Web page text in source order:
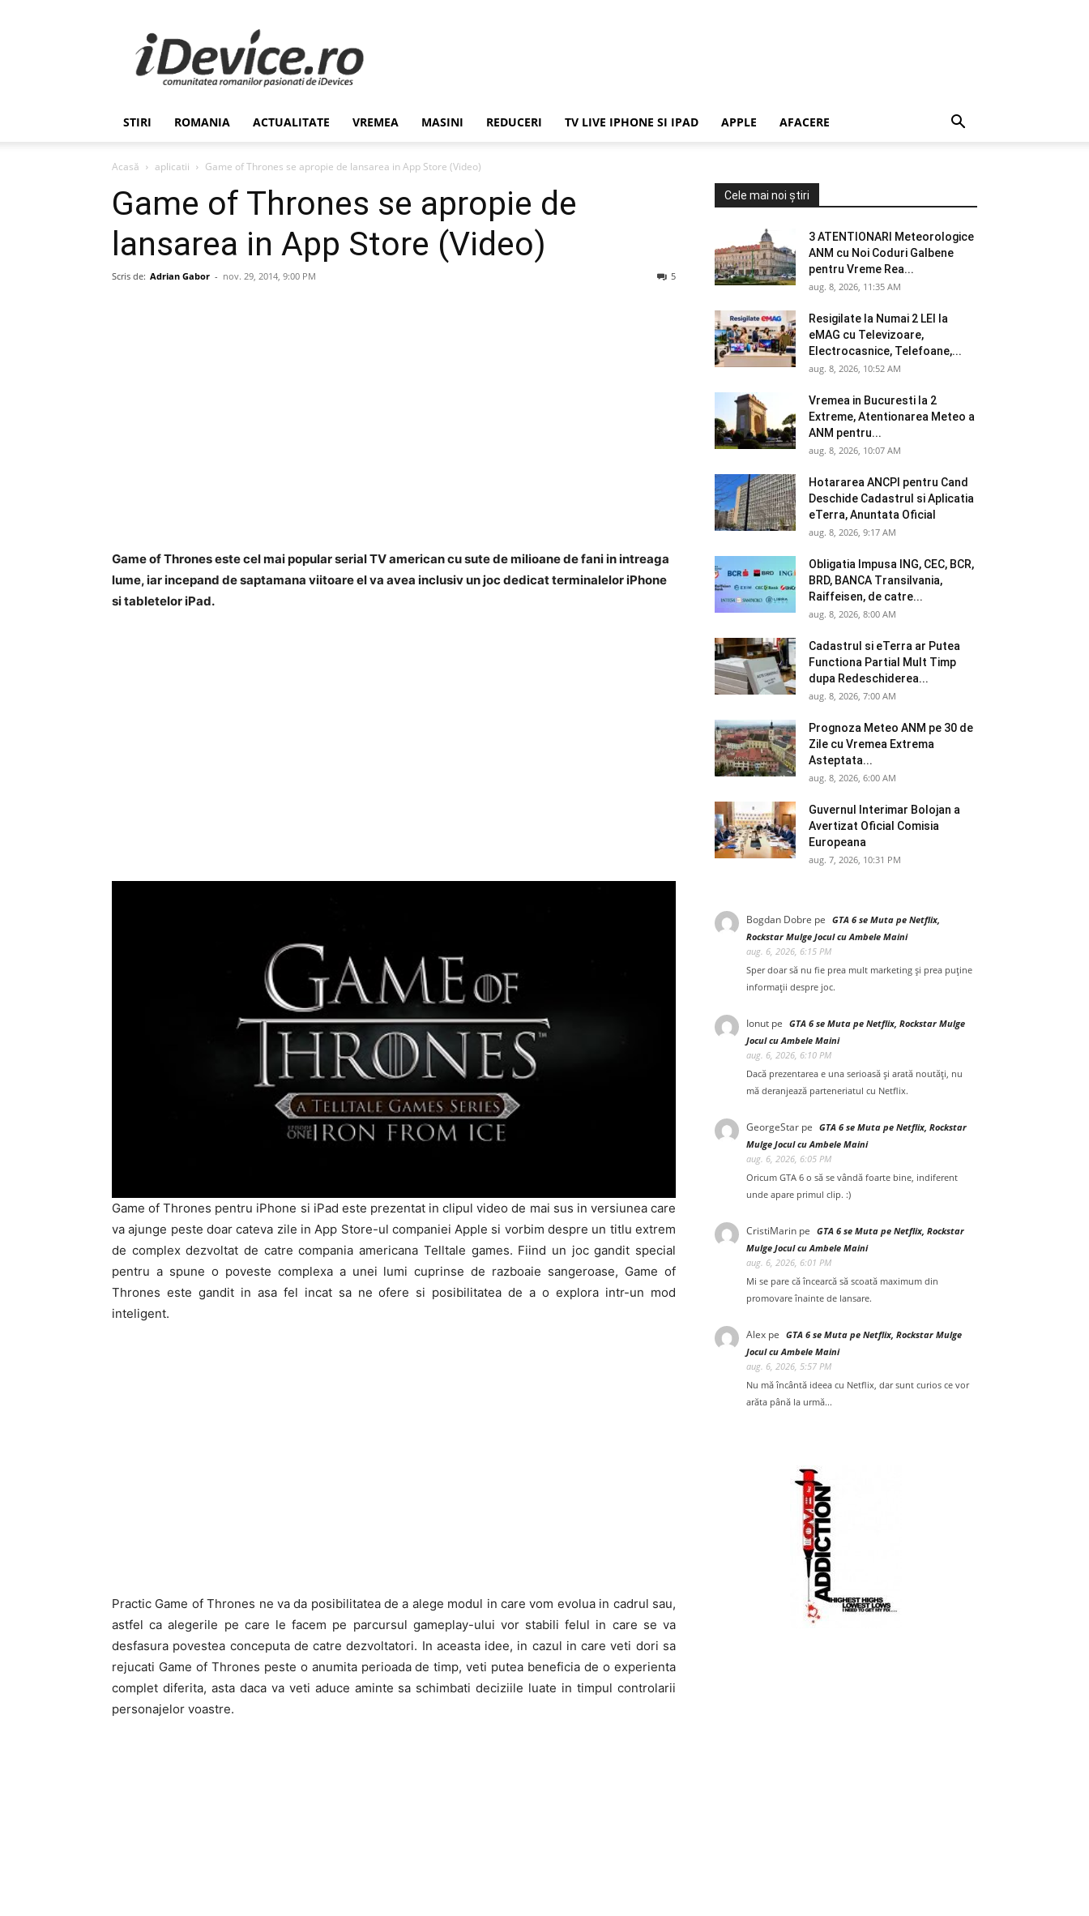
Stiri
de
Ultima
Ora
Romania,
Economie,
iDevice.ro
STIRI ROMANIA ACTUALITATE VREMEA MASINI REDUCERI TV LIVE IPHONE SI IPAD APPLE AFACERE
Acasă aplicatii Game of Thrones se apropie de lansarea in App Store (Video)
Game of Thrones se apropie de
lansarea in App Store (Video)
Scris de: Adrian Gabor - nov. 29, 2014, 9:00 PM 5
Game of Thrones este cel mai popular serial TV american cu sute de milioane de fani in intreaga
lume, iar incepand de saptamana viitoare el va avea inclusiv un joc dedicat terminalelor iPhone
si tabletelor iPad.
Game of Thrones pentru iPhone si iPad este prezentat in clipul video de mai sus in versiunea care
va ajunge peste doar cateva zile in App Store-ul companiei Apple si vorbim despre un titlu extrem
de complex dezvoltat de catre compania americana Telltale games. Fiind un joc gandit special
pentru a spune o poveste complexa a unei lumi cuprinse de razboaie sangeroase, Game of
Thrones este gandit in asa fel incat sa ne ofere si posibilitatea de a o explora intr-un mod
inteligent.
Practic Game of Thrones ne va da posibilitatea de a alege modul in care vom evolua in cadrul sau,
astfel ca alegerile pe care le facem pe parcursul gameplay-ului vor stabili felul in care se va
desfasura povestea conceputa de catre dezvoltatori. In aceasta idee, in cazul in care veti dori sa
rejucati Game of Thrones peste o anumita perioada de timp, veti putea beneficia de o experienta
complet diferita, asta daca va veti aduce aminte sa schimbati deciziile luate in timpul controlarii
personajelor voastre.
Cele mai noi știri
3 ATENTIONARI Meteorologice
ANM cu Noi Coduri Galbene
pentru Vreme Rea...
aug. 8, 2026, 11:35 AM
Resigilate la Numai 2 LEI la
eMAG cu Televizoare,
Electrocasnice, Telefoane,...
aug. 8, 2026, 10:52 AM
Vremea in Bucuresti la 2
Extreme, Atentionarea Meteo a
ANM pentru...
aug. 8, 2026, 10:07 AM
Hotararea ANCPI pentru Cand
Deschide Cadastrul si Aplicatia
eTerra, Anuntata Oficial
aug. 8, 2026, 9:17 AM
Obligatia Impusa ING, CEC, BCR,
BRD, BANCA Transilvania,
Raiffeisen, de catre...
aug. 8, 2026, 8:00 AM
Cadastrul si eTerra ar Putea
Functiona Partial Mult Timp
dupa Redeschiderea...
aug. 8, 2026, 7:00 AM
Prognoza Meteo ANM pe 30 de
Zile cu Vremea Extrema
Asteptata...
aug. 8, 2026, 6:00 AM
Guvernul Interimar Bolojan a
Avertizat Oficial Comisia
Europeana
aug. 7, 2026, 10:31 PM
Bogdan Dobre pe GTA 6 se Muta pe Netflix,
Rockstar Mulge Jocul cu Ambele Maini
aug. 6, 2026, 6:15 PM
Sper doar să nu fie prea mult marketing și prea puține
informații despre joc.
Ionut pe GTA 6 se Muta pe Netflix, Rockstar Mulge
Jocul cu Ambele Maini
aug. 6, 2026, 6:10 PM
Dacă prezentarea e una serioasă și arată noutăți, nu
mă deranjează parteneriatul cu Netflix.
GeorgeStar pe GTA 6 se Muta pe Netflix, Rockstar
Mulge Jocul cu Ambele Maini
aug. 6, 2026, 6:05 PM
Oricum GTA 6 o să se vândă foarte bine, indiferent
unde apare primul clip. :)
CristiMarin pe GTA 6 se Muta pe Netflix, Rockstar
Mulge Jocul cu Ambele Maini
aug. 6, 2026, 6:01 PM
Mi se pare că încearcă să scoată maximum din
promovare înainte de lansare.
Alex pe GTA 6 se Muta pe Netflix, Rockstar Mulge
Jocul cu Ambele Maini
aug. 6, 2026, 5:57 PM
Nu mă încântă ideea cu Netflix, dar sunt curios ce vor
arăta până la urmă...